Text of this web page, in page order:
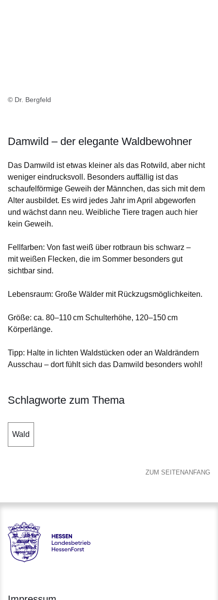
© Dr. Bergfeld
Damwild – der elegante Waldbewohner
Das Damwild ist etwas kleiner als das Rotwild, aber nicht
weniger eindrucksvoll. Besonders auffällig ist das
schaufelförmige Geweih der Männchen, das sich mit dem
Alter ausbildet. Es wird jedes Jahr im April abgeworfen
und wächst dann neu. Weibliche Tiere tragen auch hier
kein Geweih.
Fellfarben: Von fast weiß über rotbraun bis schwarz –
mit weißen Flecken, die im Sommer besonders gut
sichtbar sind.
Lebensraum: Große Wälder mit Rückzugsmöglichkeiten.
Größe: ca. 80–110 cm Schulterhöhe, 120–150 cm
Körperlänge.
Tipp: Halte in lichten Waldstücken oder an Waldrändern
Ausschau – dort fühlt sich das Damwild besonders wohl!
Schlagworte zum Thema
Wald
ZUM SEITENANFANG
Hessen - Landesbetrieb HessenForst